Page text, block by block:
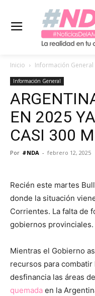
Inicio Información General
Información General
EN 2025
CASI 300
Por #NDA - febrero 12, 2025
Recién este martes
donde la situación
Corrientes. La falta de
gobiernos provinciales.
Mientras el Gobierno
recursos para
desfinancia las áreas
quemada en la